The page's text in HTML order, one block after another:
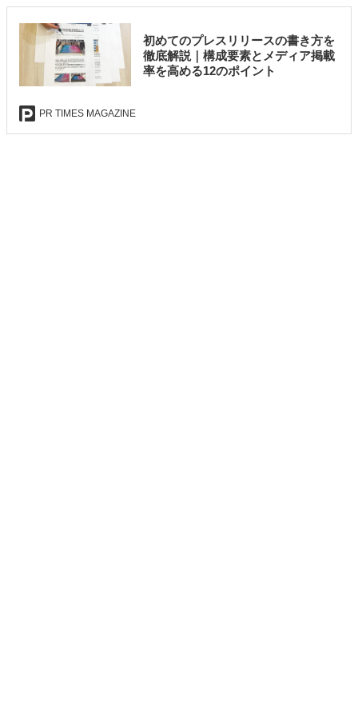
初めてのプレスリリースの書き方を
徹底解説｜構成要素とメディア掲載
率を高める12のポイント
PR TIMES MAGAZINE